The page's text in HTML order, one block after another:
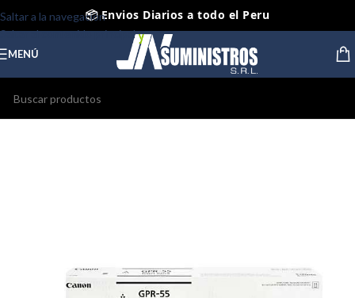
Saltar a la navegación
Saltar al contenido principal
📦 Envios Diarios a todo el Peru
🤝 Pago contra entrega Lima y Callao
⭐ Productos Originales y Nuevos
MENÚ